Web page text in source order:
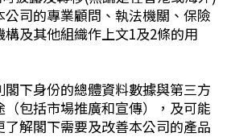
司的專業顧問、執法機關、保險
及其他組織作上文1及2條的用
下身份的總體資料數據與第三方
包括市場推廣和宣傳），及可能
解閣下需要及改善本公司的產品